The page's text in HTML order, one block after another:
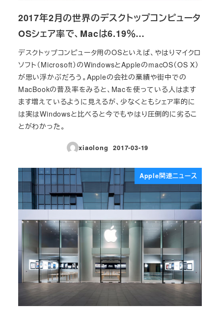
2017年2月の世界のデスクトップコンピュータ
OSシェア率で、Macは6.19％…
デスクトップコンピュータ用のOSといえば、やはりマイクロ
ソフト（Microsoft）のWindowsとAppleのmacOS（OS X）
が思い浮かぶだろう。Appleの会社の業績や街中での
MacBookの普及率をみると、Macを使っている人はます
ます増えているように見えるが、少なくともシェア率的に
は実はWindowsと比べると今でもやはり圧倒的に劣るこ
とがわかった。
xiaolong
投稿日
2017-03-19
Apple関連ニュース